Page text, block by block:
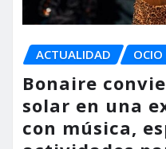
ACTUALIDAD OCIO
Bonaire
solar en una
con música,